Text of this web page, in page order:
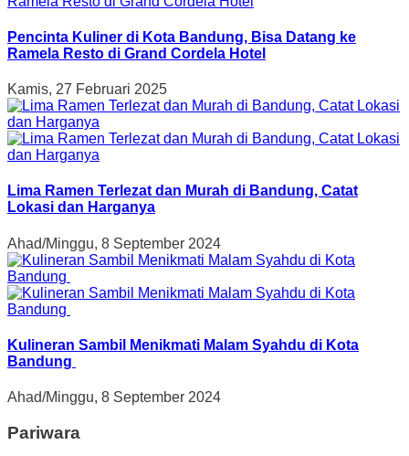
Pencinta Kuliner di Kota Bandung, Bisa Datang ke
Ramela Resto di Grand Cordela Hotel
Kamis, 27 Februari 2025
Lima Ramen Terlezat dan Murah di Bandung, Catat
Lokasi dan Harganya
Ahad/Minggu, 8 September 2024
Kulineran Sambil Menikmati Malam Syahdu di Kota
Bandung
Ahad/Minggu, 8 September 2024
Pariwara